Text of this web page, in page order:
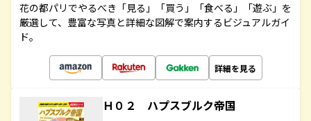
花の都パリでやるべき「見る」「買う」「食べる」「遊ぶ」を
厳選して、豊富な写真と詳細な図解で案内するビジュアルガイ
ド。
詳細を見る
Ｈ０２ ハプスブルク帝国